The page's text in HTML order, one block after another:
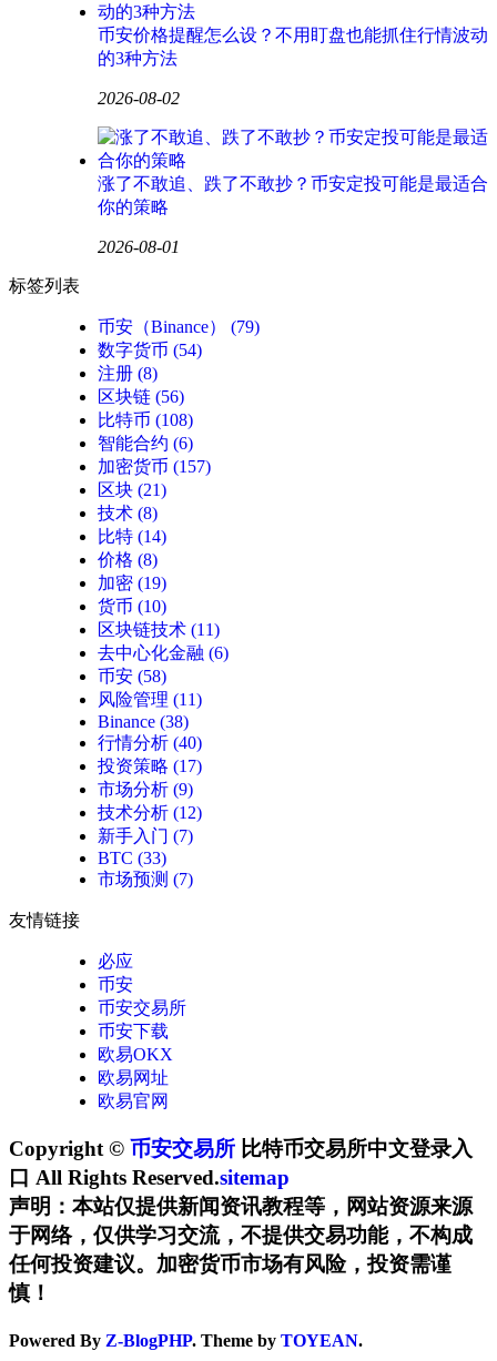
币安价格提醒怎么设？不用盯盘也能抓住行情波动
的3种方法
2026-08-02
涨了不敢追、跌了不敢抄？币安定投可能是最适合
你的策略
2026-08-01
标签列表
币安（Binance）
(79)
数字货币 (54)
注册 (8)
区块链 (56)
比特币 (108)
智能合约 (6)
加密货币 (157)
区块 (21)
技术 (8)
比特 (14)
价格 (8)
加密 (19)
货币 (10)
区块链技术 (11)
去中心化金融 (6)
币安 (58)
风险管理 (11)
Binance (38)
行情分析 (40)
投资策略 (17)
市场分析 (9)
技术分析 (12)
新手入门 (7)
BTC (33)
市场预测 (7)
友情链接
必应
币安
币安交易所
币安下载
欧易OKX
欧易网址
欧易官网
Copyright © 币安交易所 比特币交易所中文登录入
口 All Rights Reserved.sitemap
声明：本站仅提供新闻资讯教程等，网站资源来源
于网络，仅供学习交流，不提供交易功能，不构成
任何投资建议。加密货币市场有风险，投资需谨
慎！
Powered By Z-BlogPHP. Theme by TOYEAN.